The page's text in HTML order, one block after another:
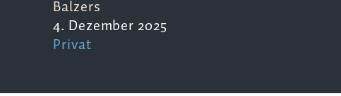
Balzers
4. Dezember 2025
Privat